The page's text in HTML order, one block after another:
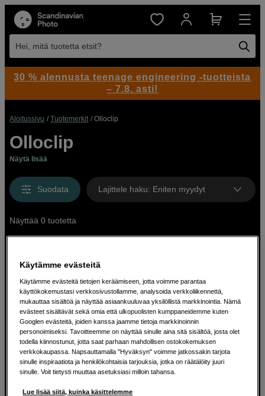
Hei, mitä tuotetta etsit?
Aloitussivu Tuotemerkit Olloclip
Olloclip
Näytä lisää
Suodata Lajittele haku: Eniten myydyt
Näyttää 0 tuotetta
Ratkaisuja luoville ihmisille jo vuodesta
1982
Olemme Scandinavian Photolla jo yli 40 vuoden ajan
auttaneet luovia ihmisiä toteuttamaan visioitaan.
Tarjoamme inspiraatiota, asiantuntemusta ja tuotteita
muun muassa valokuvauksen, äänen, videokuvauksen ja
30 % alennusta teenage engineering -tuotteista
– 7.8. asti!
Käytämme evästeitä
Käytämme evästeitä tietojen keräämiseen, jotta voimme parantaa
käyttökokemustasi verkkosivustollamme, analysoida verkkoliikennettä,
mukauttaa sisältöä ja näyttää asiaankuuluvaa yksilöllistä markkinointia. Nämä
evästeet sisältävät sekä omia että ulkopuolisten kumppaneidemme kuten
Googlen evästeitä, joiden kanssa jaamme tietoja markkinoinnin
personoimiseksi. Tavoitteemme on näyttää sinulle aina sitä sisältöä, josta olet
todella kiinnostunut, jotta saat parhaan mahdollisen ostokokemuksen
verkkokaupassa. Napsauttamalla "Hyväksyn" voimme jatkossakin tarjota
sinulle inspiraatiota ja henkilökohtaisia tarjouksia, jotka on räätälöity juuri
sinulle. Voit tietysti muuttaa asetuksiasi milloin tahansa.
Lue lisää siitä, kuinka käsittelemme